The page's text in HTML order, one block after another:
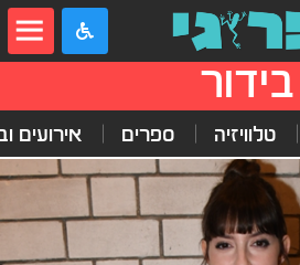
בידור
טלוויזיה ספרים אירועים